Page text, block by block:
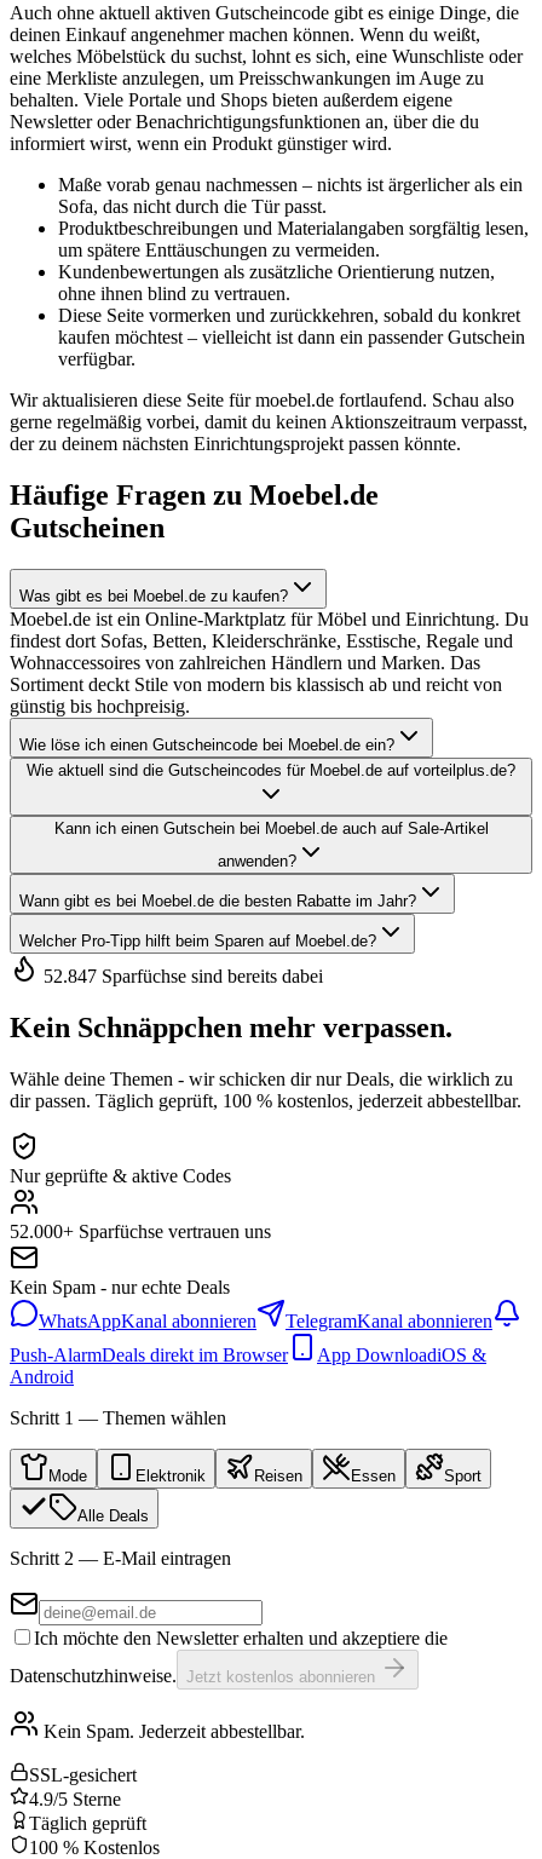
Auch ohne aktuell aktiven Gutscheincode gibt es einige Dinge, die
deinen Einkauf angenehmer machen können. Wenn du weißt,
welches Möbelstück du suchst, lohnt es sich, eine Wunschliste oder
eine Merkliste anzulegen, um Preisschwankungen im Auge zu
behalten. Viele Portale und Shops bieten außerdem eigene
Newsletter oder Benachrichtigungsfunktionen an, über die du
informiert wirst, wenn ein Produkt günstiger wird.
Maße vorab genau nachmessen – nichts ist ärgerlicher als ein
Sofa, das nicht durch die Tür passt.
Produktbeschreibungen und Materialangaben sorgfältig lesen,
um spätere Enttäuschungen zu vermeiden.
Kundenbewertungen als zusätzliche Orientierung nutzen,
ohne ihnen blind zu vertrauen.
Diese Seite vormerken und zurückkehren, sobald du konkret
kaufen möchtest – vielleicht ist dann ein passender Gutschein
verfügbar.
Wir aktualisieren diese Seite für moebel.de fortlaufend. Schau also
gerne regelmäßig vorbei, damit du keinen Aktionszeitraum verpasst,
der zu deinem nächsten Einrichtungsprojekt passen könnte.
Häufige Fragen zu Moebel.de
Gutscheinen
Was gibt es bei Moebel.de zu kaufen?
Moebel.de ist ein Online-Marktplatz für Möbel und Einrichtung. Du
findest dort Sofas, Betten, Kleiderschränke, Esstische, Regale und
Wohnaccessoires von zahlreichen Händlern und Marken. Das
Sortiment deckt Stile von modern bis klassisch ab und reicht von
günstig bis hochpreisig.
Wie löse ich einen Gutscheincode bei Moebel.de ein?
Wie aktuell sind die Gutscheincodes für Moebel.de auf vorteilplus.de?
Kann ich einen Gutschein bei Moebel.de auch auf Sale-Artikel
anwenden?
Wann gibt es bei Moebel.de die besten Rabatte im Jahr?
Welcher Pro-Tipp hilft beim Sparen auf Moebel.de?
52.847 Sparfüchse sind bereits dabei
Kein Schnäppchen mehr verpassen.
Wähle deine Themen - wir schicken dir nur Deals, die wirklich zu
dir passen. Täglich geprüft, 100 % kostenlos, jederzeit abbestellbar.
Nur geprüfte & aktive Codes
52.000+ Sparfüchse vertrauen uns
Kein Spam - nur echte Deals
WhatsAppKanal abonnieren TelegramKanal abonnieren
Push-AlarmDeals direkt im Browser App DownloadiOS &
Android
Schritt 1 — Themen wählen
Mode Elektronik Reisen Essen Sport
Alle Deals
Schritt 2 — E-Mail eintragen
Ich möchte den Newsletter erhalten und akzeptiere die
Datenschutzhinweise. Jetzt kostenlos abonnieren
Kein Spam. Jederzeit abbestellbar.
SSL-gesichert
4.9/5 Sterne
Täglich geprüft
100 % Kostenlos